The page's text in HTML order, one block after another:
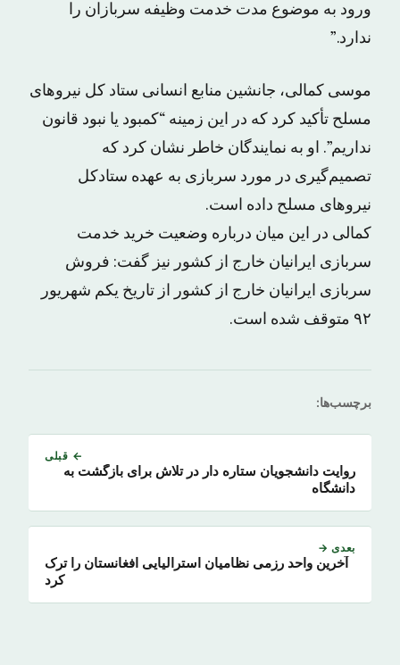
ورود به موضوع مدت خدمت وظیفه سربازان را
ندارد.”
موسی کمالی، جانشین منابع انسانی ستاد کل نیروهای
مسلح تأکید کرد که در این زمینه “کمبود یا نبود قانون
نداریم”. او به نمایندگان خاطر نشان کرد که
تصمیم‌گیری در مورد سربازی به عهده ستادکل
نیروهای مسلح داده است.
کمالی در این میان درباره وضعیت خرید خدمت
سربازی ایرانیان خارج از کشور نیز گفت: فروش
سربازی ایرانیان خارج از کشور از تاریخ یکم شهریور
۹۲ متوقف شده است.
برچسب‌ها:
← قبلی
روایت دانشجویان ستاره دار در تلاش برای بازگشت به
دانشگاه
بعدی →
آخرین واحد رزمی نظامیان استرالیایی افغانستان را ترک
کرد